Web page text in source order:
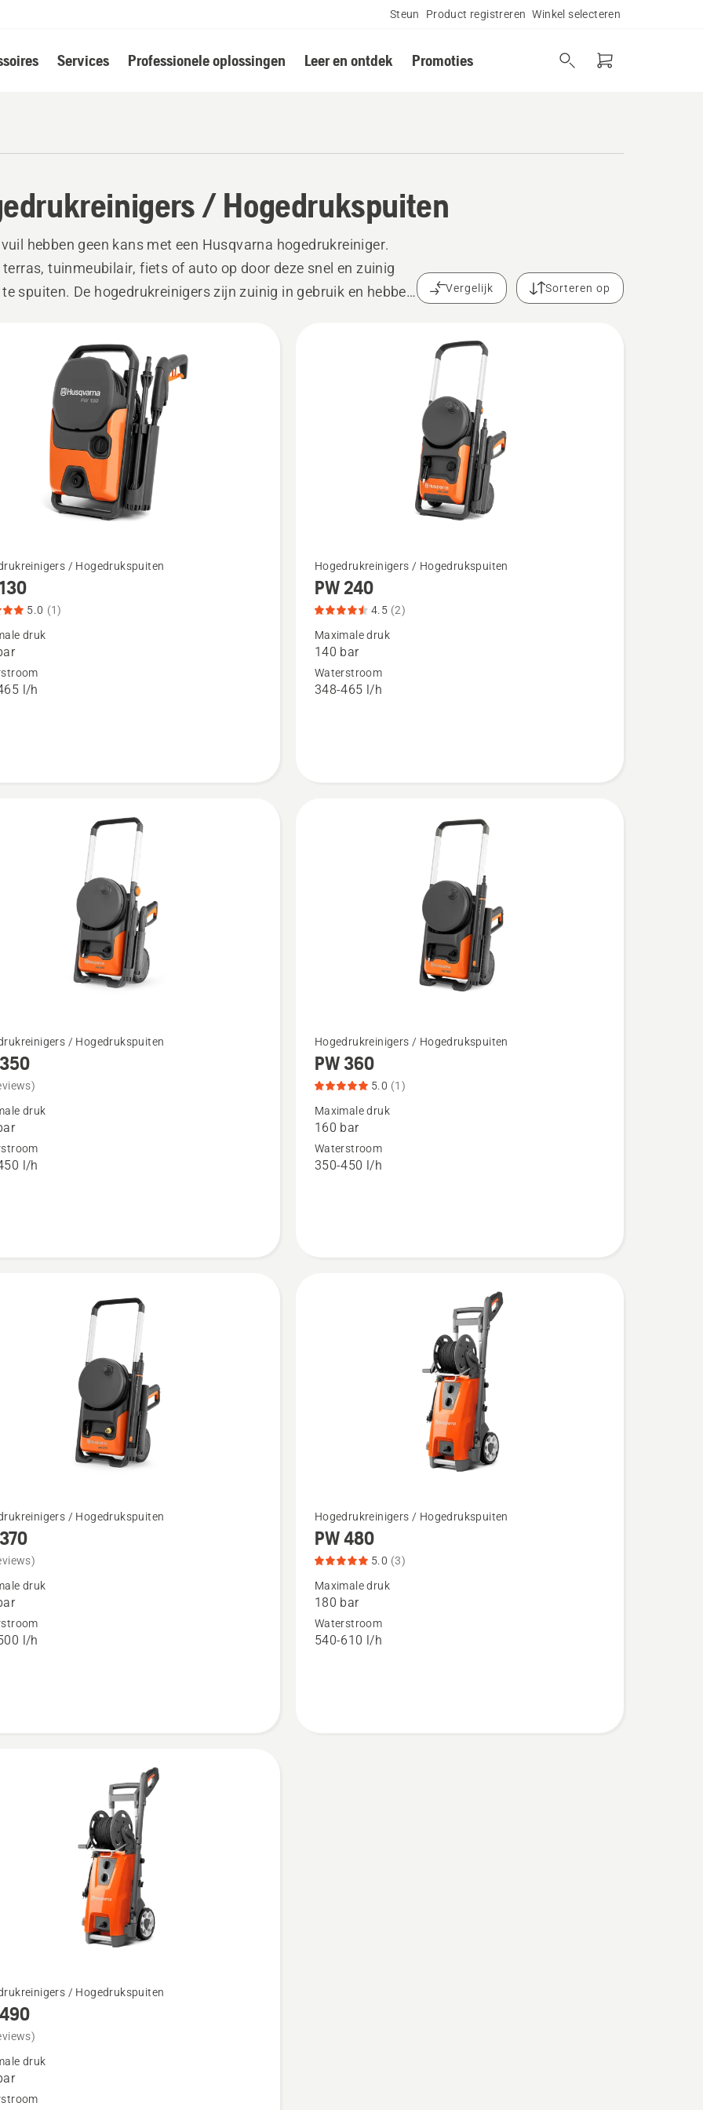
Steun Product registreren Winkel selecteren
Services Professionele oplossingen Leer en ontdek Promoties
/ Hogedrukspuiten
hebben geen kans met een Husqvarna hogedrukreiniger.
terras, tuinmeubilair, fiets of auto op door deze snel en zuinig
spuiten. De hogedrukreinigers zijn zuinig in gebruik en hebben
Voor elke klus is er een Husqvarna.
Vergelijk Sorteren op
/ Hogedrukspuiten
5.0 (1)
druk
l/h
Bekijk
meer
details
over
PW 240,
productbeoordeling
Hogedrukreinigers / Hogedrukspuiten
PW 240
4.5 (2)
Maximale druk
140 bar
Waterstroom
348-465 l/h
/ Hogedrukspuiten
druk
l/h
Bekijk
meer
details
over
PW 360,
productbeoordeling
Hogedrukreinigers / Hogedrukspuiten
PW 360
5.0 (1)
Maximale druk
160 bar
Waterstroom
350-450 l/h
/ Hogedrukspuiten
druk
l/h
Bekijk
meer
details
over
PW 480,
productbeoordeling
Hogedrukreinigers / Hogedrukspuiten
PW 480
5.0 (3)
Maximale druk
180 bar
Waterstroom
540-610 l/h
/ Hogedrukspuiten
druk